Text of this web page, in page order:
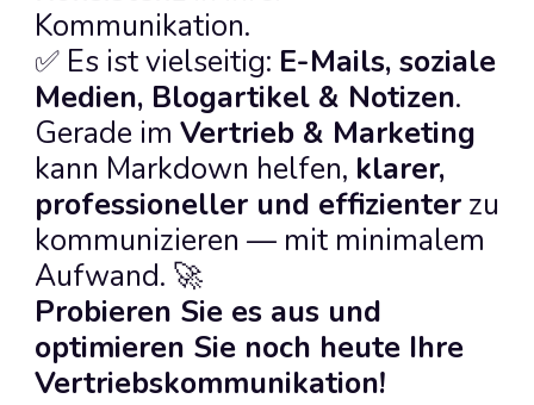
Kommunikation.
✅ Es ist vielseitig: E-Mails, soziale
Medien, Blogartikel & Notizen.
Gerade im Vertrieb & Marketing
kann Markdown helfen, klarer,
professioneller und effizienter zu
kommunizieren — mit minimalem
Aufwand. 🚀
Probieren Sie es aus und
optimieren Sie noch heute Ihre
Vertriebskommunikation!